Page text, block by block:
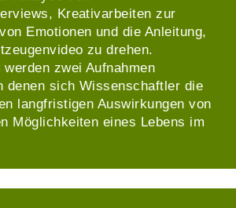
Kreativarbeiten zur
Emotionen und die Anleitung,
zu drehen.
zwei Auf­nahmen
denen sich Wissen­schaftler die
lang­fristigen Aus­wirkungen von
Möglich­keiten eines Lebens im